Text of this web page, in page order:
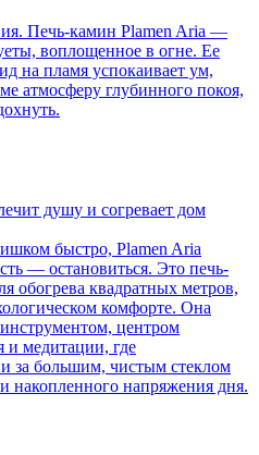
Печь-камин Plamen Aria —
воплощенное в огне. Ее
на пламя успокаивает ум,
атмосферу глубинного покоя,
душу и согревает дом
быстро, Plamen Aria
— остановиться. Это печь-
обогрева квадратных метров,
комфорте. Она
центром
и медитации, где
за большим, чистым стеклом
накопленного напряжения дня.